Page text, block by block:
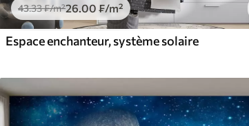
43.33₣/m²26 .00 ₣/m²
Espace enchanteur, système solaire